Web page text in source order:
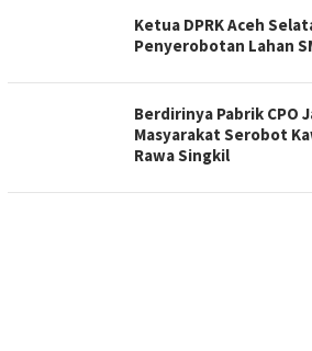
Ketua DPRK Aceh
Penyerobotan Lahan
Berdirinya Pabrik CPO
Masyarakat Serobot
Rawa Singkil